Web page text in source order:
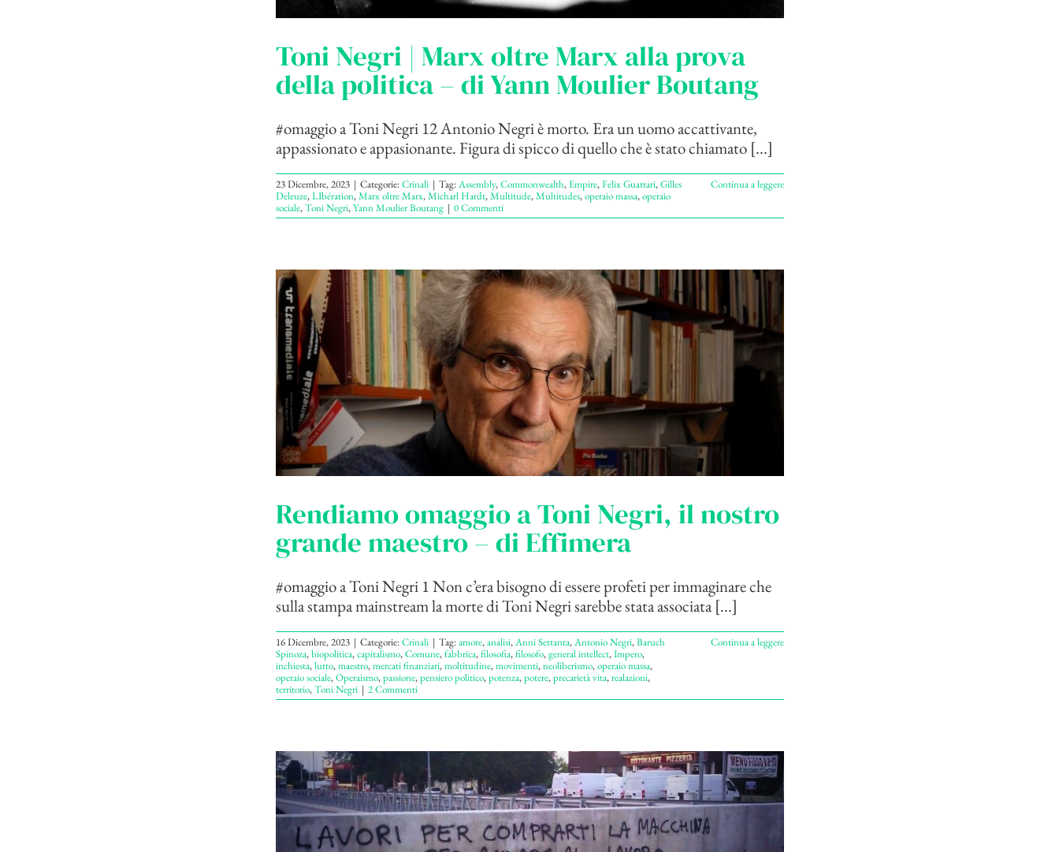
Toni Negri | Marx oltre Marx alla prova
della politica – di Yann Moulier Boutang
#omaggio a Toni Negri 12 Antonio Negri è morto. Era un uomo accattivante,
appassionato e appasionante. Figura di spicco di quello che è stato chiamato [...]
23 Dicembre, 2023 | Categorie:Crinali | Tag:Assembly,Commonwealth,Empire,Felix Guattari,Gilles
Deleuze,LIbération,Marx oltre Marx,Micharl Hardt,Multitude,Multitudes,operaio massa,operaio
sociale,Toni Negri,Yann Moulier Boutang | 0 Commenti
Continua a leggere
Rendiamo omaggio a Toni Negri, il nostro
grande maestro – di Effimera
#omaggio a Toni Negri 1 Non c’era bisogno di essere profeti per immaginare che
sulla stampa mainstream la morte di Toni Negri sarebbe stata associata [...]
16 Dicembre, 2023 | Categorie:Crinali | Tag:amore,analisi,Anni Settanta,Antonio Negri,Baruch
Spinoza,biopolitica,capitalismo,Comune,fabbrica,filosofia,filosofo,general intellect,Impero,
inchiesta,lutto,maestro,mercati finanziari,moltitudine,movimenti,neoliberismo,operaio massa,
operaio sociale,Operaismo,passione,pensiero politico,potenza,potere,precarietà vita,realazioni,
territorio,Toni Negri | 2 Commenti
Continua a leggere